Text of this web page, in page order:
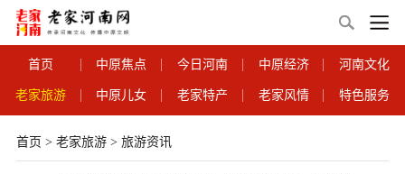
首页 中原焦点 今日河南 中原经济 河南文化
老家旅游 中原儿女 老家特产 老家风情 特色服务
首页 > 老家旅游> 旅游资讯